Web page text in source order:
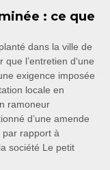
: ce que
dans la ville de
l’entretien d‘une
exigence imposée
locale en
ramoneur
d’une amende
rapport à
société Le petit